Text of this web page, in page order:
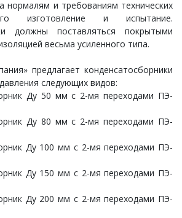
нормалям и требованиям технических
изготовление и испытание.
должны поставляться покрытыми
весьма усиленного типа.
предлагает конденсатосборники
следующих видов:
Ду 50 мм с 2-мя переходами ПЭ-
Ду 80 мм с 2-мя переходами ПЭ-
Ду 100 мм с 2-мя переходами ПЭ-
Ду 150 мм с 2-мя переходами ПЭ-
Ду 200 мм с 2-мя переходами ПЭ-